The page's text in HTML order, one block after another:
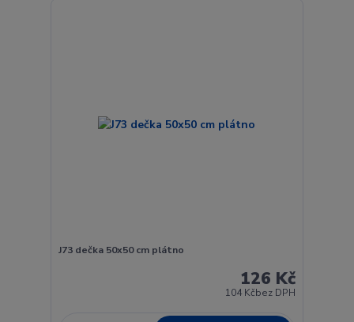
J73 dečka 50x50 cm plátno
126 Kč
104 Kčbez DPH